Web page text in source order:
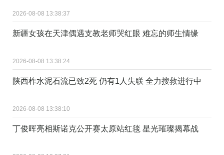
2026-08-08 13:38:37
新疆女孩在天津偶遇支教老师哭红眼 难忘的师生情缘
2026-08-08 13:38:24
陕西柞水泥石流已致2死 仍有1人失联 全力搜救进行中
2026-08-08 13:38:10
丁俊晖亮相斯诺克公开赛太原站红毯 星光璀璨揭幕战